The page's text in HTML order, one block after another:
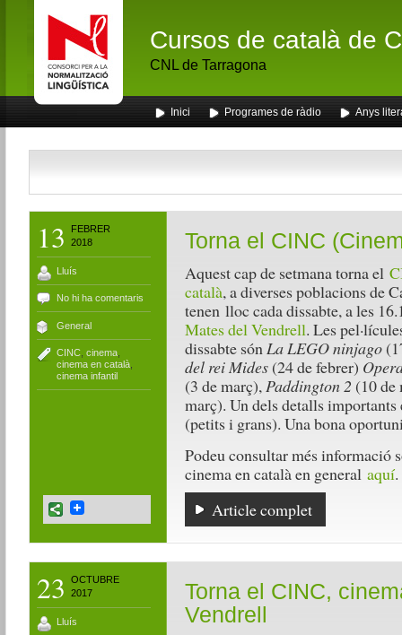
Cursos de català de
CNL de Tarragona
Inici Programes de ràdio Anys
13
FEBRER
2018
Lluís
No hi ha comentaris
General
CINC, cinema,
cinema en català,
cinema infantil
Torna el CINC
Aquest cap de setmana torna el
català, a diverses poblacions de
tenen lloc cada dissabte, a les
Mates del Vendrell. Les
dissabte sónLa LEGO ninjago
del rei Mides(24 de febrer)
(3 de març),Paddington 2 (10
març). Un dels detalls
(petits i grans). Una bona
Podeu consultar més informació
cinema en català en general aquí.
Article complet
23
OCTUBRE
2017
Lluís
Torna el CINC,
Vendrell